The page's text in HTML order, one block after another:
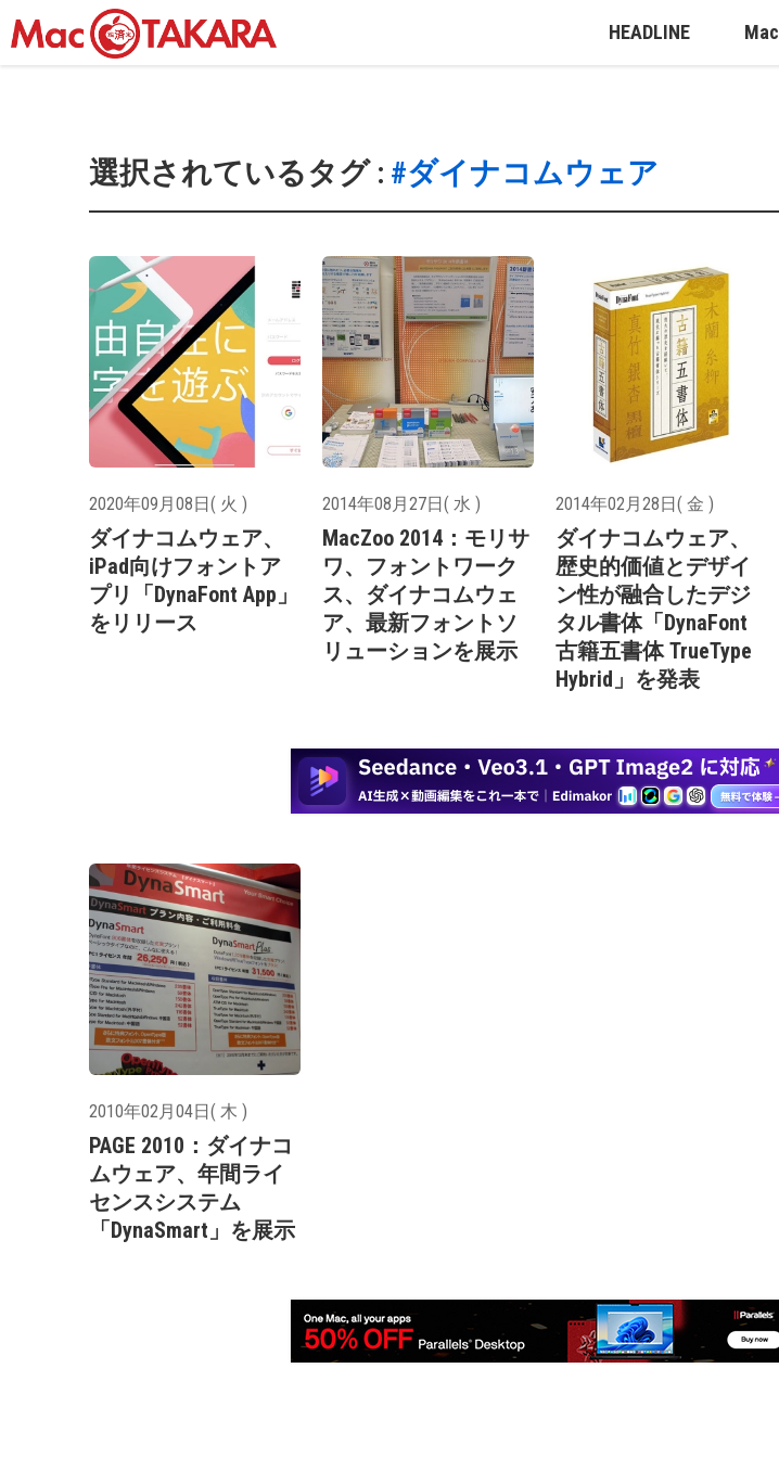
HEADLINE Mac
選択されているタグ : #ダイナコムウェア
2020年09月08日( 火 )
ダイナコムウェア、
iPad向けフォントア
プリ「DynaFont App」
をリリース
2014年08月27日( 水 )
MacZoo 2014：モリサ
ワ、フォントワーク
ス、ダイナコムウェ
ア、最新フォントソ
リューションを展示
2014年02月28日( 金 )
ダイナコムウェア、
歴史的価値とデザイ
ン性が融合したデジ
タル書体「DynaFont
古籍五書体 TrueType
Hybrid」を発表
2010年02月04日( 木 )
PAGE 2010：ダイナコ
ムウェア、年間ライ
センスシステム
「DynaSmart」を展示